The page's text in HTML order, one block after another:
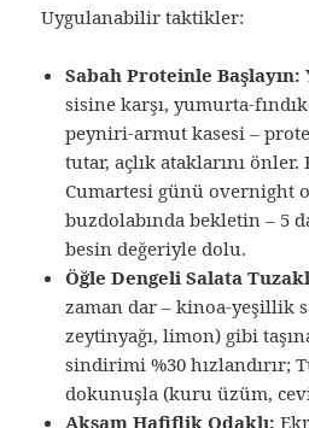
Uygulanabilir taktikler:
Sabah Proteinle Başlayın:
sisine karşı, yumurta-
peyniri-armut kasesi –
tutar, açlık ataklarını önler.
Cumartesi günü overnight
buzdolabında bekletin – 5
besin değeriyle dolu.
Öğle Dengeli Salata
zaman dar – kinoa-yeşillik
zeytinyağı, limon) gibi
sindirimi %30 hızlandırır;
dokunuşla (kuru üzüm,
Akşam Hafiflik Odaklı: